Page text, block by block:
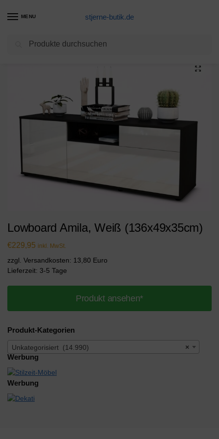
MENU stjerne-butik.de
Unkategorisiert / Lowboard Amila, Weiß (136x49x35cm)
Lowboard Amila, Weiß (136x49x35cm)
€229,95 inkl. MwSt.
zzgl. Versandkosten: 13,80 Euro
Lieferzeit: 3-5 Tage
Produkt ansehen*
Produkt-Kategorien
×
Unkategorisiert (14.990)
Werbung
Werbung